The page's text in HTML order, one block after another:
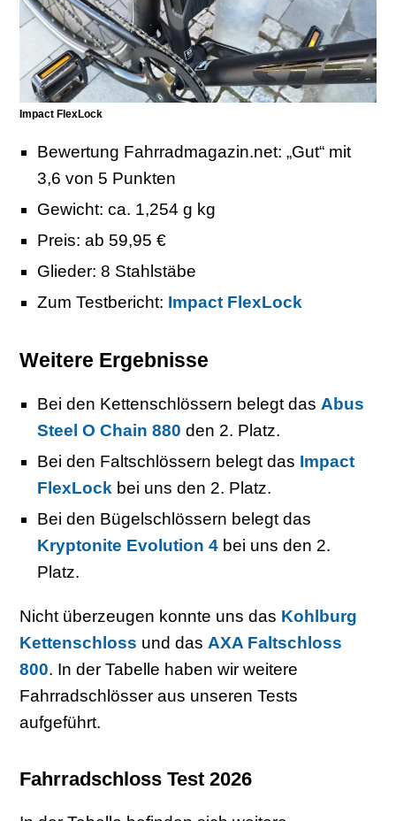
Impact FlexLock
Bewertung Fahrradmagazin.net: „Gut“ mit
3,6 von 5 Punkten
Gewicht: ca. 1,254 g kg
Preis: ab 59,95 €
Glieder: 8 Stahlstäbe
Zum Testbericht: Impact FlexLock
Weitere Ergebnisse
Bei den Kettenschlössern belegt das Abus
Steel O Chain 880 den 2. Platz.
Bei den Faltschlössern belegt das Impact
FlexLock bei uns den 2. Platz.
Bei den Bügelschlössern belegt das
Kryptonite Evolution 4 bei uns den 2.
Platz.
Nicht überzeugen konnte uns das Kohlburg
Kettenschloss und das AXA Faltschloss
800. In der Tabelle haben wir weitere
Fahrradschlösser aus unseren Tests
aufgeführt.
Fahrradschloss Test 2026